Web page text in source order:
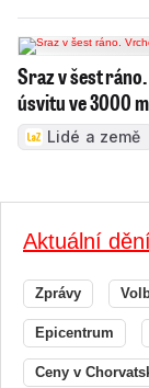
Sraz v šest
úsvitu ve 3000
Lidé a země
Aktuální
Zprávy
Epicentrum
Ceny v